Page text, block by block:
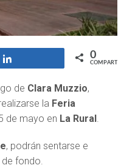
0
COMPARTIR
de Clara Muzzio,
la Feria
de mayo en La Rural .
, podrán sentarse e
de fondo.